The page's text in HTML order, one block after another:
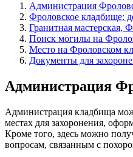
Администрация
Фроловское кладбище:
Гранитная мастерская,
Поиск могилы на
Место на Фроловском
Документы для
Администрация
Администрация кладбища
местах для захоронения,
Кроме того, здесь можно
вопросам, связанным с